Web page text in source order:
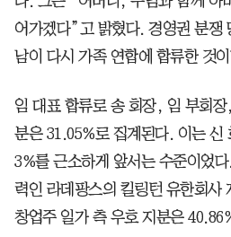
어가겠다”고 밝혔다. 경영권 분쟁
남이 다시 가족 연합에 합류한 것
임 대표 합류로 송 회장, 임 부회
분은 31.05%로 집계된다. 이는 신
3%를 근소하게 앞서는 수준이었
력인 라데팡스의 킬링턴 유한회사
창업주 일가 측 우호 지분은